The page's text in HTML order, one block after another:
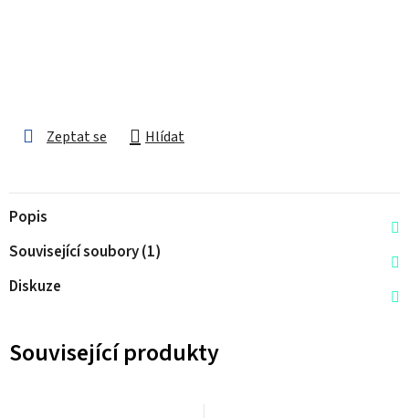
Zeptat se Hlídat
Popis
Související soubory (1)
Diskuze
Související produkty